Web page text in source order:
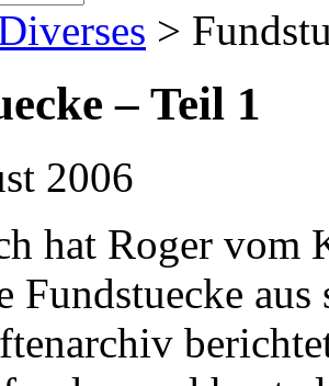
>
– Teil 1
2006
hat Roger vom
Fundstuecke